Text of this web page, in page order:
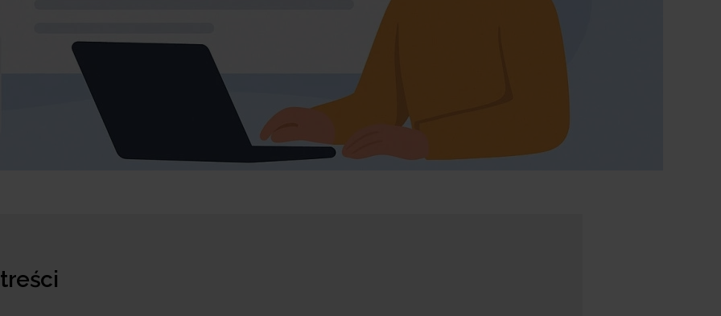
treści